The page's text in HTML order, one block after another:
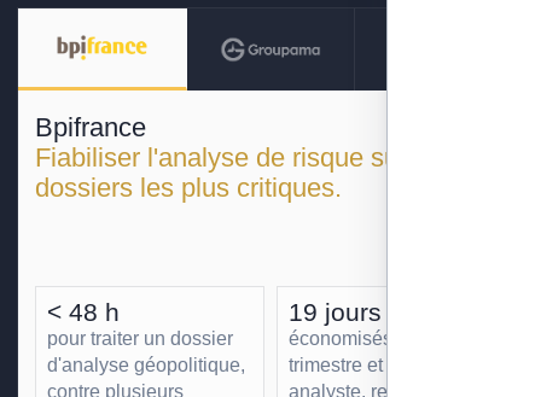
Bpifrance
Fiabiliser l'analyse de risque sur les
dossiers les plus critiques.
< 48 h
pour traiter un dossier
d'analyse géopolitique,
contre plusieurs
19 jours
économisés par
trimestre et par
analyste, redéployés